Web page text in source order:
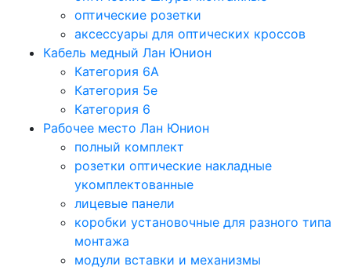
оптические розетки
аксессуары для оптических кроссов
Кабель медный Лан Юнион
Категория 6A
Категория 5e
Категория 6
Рабочее место Лан Юнион
полный комплект
розетки оптические накладные
укомплектованные
лицевые панели
коробки установочные для разного типа
монтажа
модули вставки и механизмы